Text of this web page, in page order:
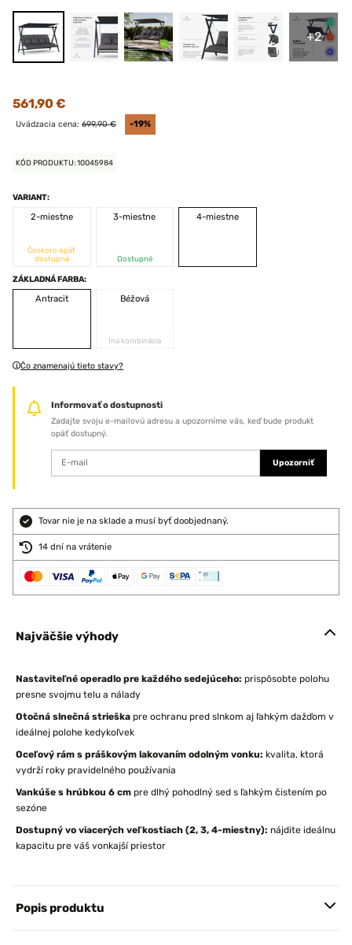
+2
561,90 €
Uvádzacia cena: 699,90 € -19%
KÓD PRODUKTU: 10045984
VARIANT:
2-miestne
Čoskoro opäť
dostupné
3-miestne
Dostupné
4-miestne
ZÁKLADNÁ FARBA:
Antracit
Béžová
Iná kombinácia
Čo znamenajú tieto stavy?
Informovať o dostupnosti
Zadajte svoju e-mailovú adresu a upozorníme vás, keď bude produkt
opäť dostupný.
Upozorniť
Tovar nie je na sklade a musí byť doobjednaný.
14 dní na vrátenie
Najväčšie výhody
Nastaviteľné operadlo pre každého sedejúceho: prispôsobte polohu
presne svojmu telu a nálady
Otočná slnečná strieška pre ochranu pred slnkom aj ľahkým dažďom v
ideálnej polohe kedykoľvek
Oceľový rám s práškovým lakovaním odolným vonku: kvalita, ktorá
vydrží roky pravidelného používania
Vankúše s hrúbkou 6 cm pre dlhý pohodlný sed s ľahkým čistením po
sezóne
Dostupný vo viacerých veľkostiach (2, 3, 4-miestny): nájdite ideálnu
kapacitu pre váš vonkajší priestor
Popis produktu